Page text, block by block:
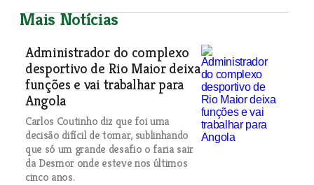
Mais Notícias
Administrador do complexo
desportivo de Rio Maior deixa
funções e vai trabalhar para
Angola
Carlos Coutinho diz que foi uma
decisão difícil de tomar, sublinhando
que só um grande desafio o faria sair
da Desmor onde esteve nos últimos
cinco anos.